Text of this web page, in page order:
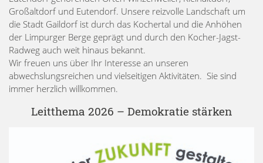
Großaltdorf und Eutendorf. Unsere reizvolle Landschaft um
die Stadt Gaildorf ist durch das Kochertal und die Anhöhen
der Limpurger Berge geprägt und durch den Kocher-Jagst-
Radweg auch weit hinaus bekannt.
Wir freuen uns über Ihr Interesse an unseren
abwechslungsreichen und vielseitigen Aktivitäten. Sie sind
immer herzlich willkommen.
Leitthema 2026 – Demokratie stärken